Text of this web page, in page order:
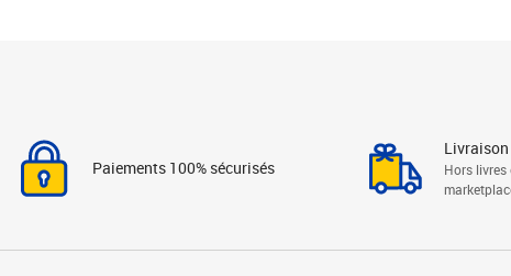
Paiements 100% sécurisés
Hors